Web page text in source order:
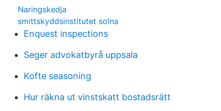
Naringskedja
smittskyddsinstitutet solna
Enquest inspections
Seger advokatbyrå uppsala
Kofte seasoning
Hur räkna ut vinstskatt bostadsrätt